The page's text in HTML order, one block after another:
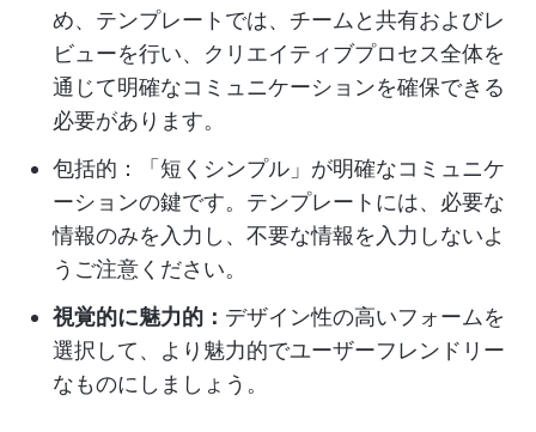
め、テンプレートでは、チームと共有およびレ
ビューを行い、クリエイティブプロセス全体を
通じて明確なコミュニケーションを確保できる
必要があります。
包括的：「短くシンプル」が明確なコミュニケ
ーションの鍵です。テンプレートには、必要な
情報のみを入力し、不要な情報を入力しないよ
うご注意ください。
視覚的に魅力的： デザイン性の高いフォームを
選択して、より魅力的でユーザーフレンドリー
なものにしましょう。